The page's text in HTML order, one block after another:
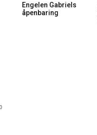
Engelen Gabriels
åpenbaring
0